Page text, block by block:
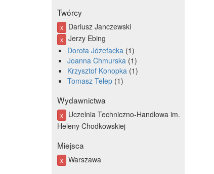
Twórcy
x Dariusz Janczewski
x Jerzy Ebing
Dorota Józefacka 1
Joanna Chmurska 1
Krzysztof Konopka 1
Tomasz Telep 1
Wydawnictwa
x
Uczelnia Techniczno-Handlowa im.
Heleny Chodkowskiej
Miejsca
x Warszawa